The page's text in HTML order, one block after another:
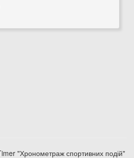
"Хронометраж спортивних подій"